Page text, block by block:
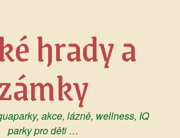
hrady a
akce, lázně, wellness, IQ
parky pro děti …